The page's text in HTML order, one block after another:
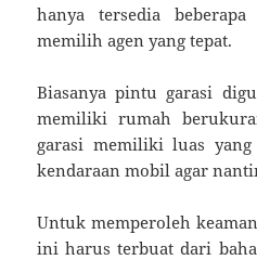
hanya tersedia
memilih agen yang tepat.
Biasanya pintu garasi
memiliki rumah
garasi memiliki luas
kendaraan mobil agar
Untuk memperoleh
ini harus terbuat dari